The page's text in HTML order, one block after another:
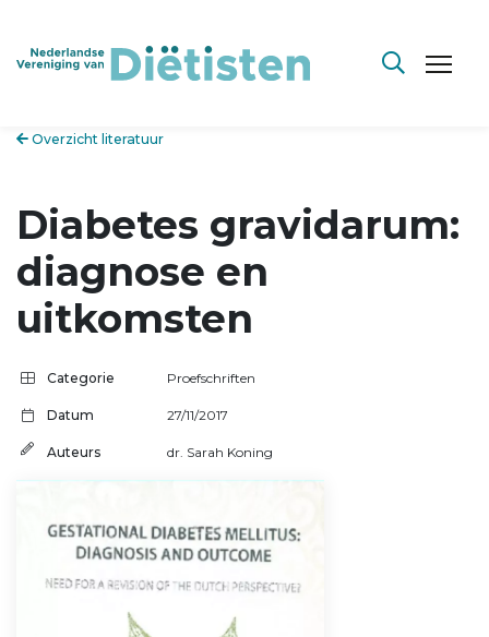
Overzicht literatuur
Diabetes gravidarum:
diagnose en
uitkomsten
Categorie Proefschriften
Datum 27/11/2017
Auteurs dr. Sarah Koning